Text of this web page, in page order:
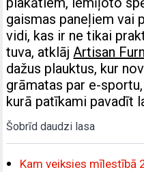
gaismas paneļiem vai
vidi, kas ir ne tikai
tuva, atklājArtisan
dažus plauktus, kur
grāmatas par e-
kurā patīkami pavadīt
Šobrīd daudzi lasa
Kam veiksies mīlestībā